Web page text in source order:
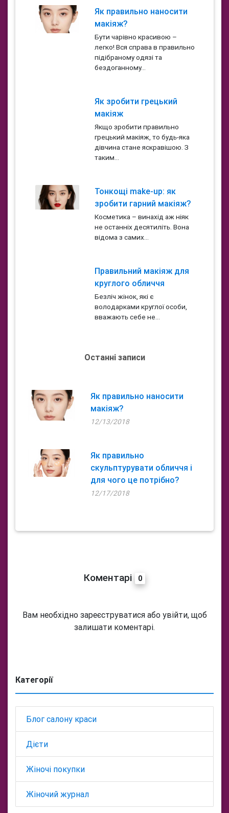
Як правильно наносити
макіяж?
Бути чарівно красивою –
легко! Вся справа в правильно
підібраному одязі та
бездоганному...
Як зробити грецький
макіяж
Якщо зробити правильно
грецький макіяж, то будь-яка
дівчина стане яскравішою. З
таким...
Тонкощі make-up: як
зробити гарний макіяж?
Косметика – винахід аж ніяк
не останніх десятиліть. Вона
відома з самих...
Правильний макіяж для
круглого обличчя
Безліч жінок, які є
володарками круглої особи,
вважають себе не...
Останні записи
Як правильно наносити
макіяж?
12/13/2018
Як правильно
скульптурувати обличчя і
для чого це потрібно?
12/17/2018
Коментарі 0
Вам необхідно зареєструватися або увійти, щоб
залишати коментарі.
Категорії
Блог салону краси
Дієти
Жіночі покупки
Жіночий журнал